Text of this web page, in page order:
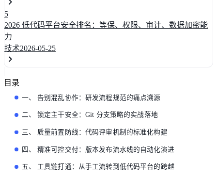
5
2026 低代码平台安全排名：等保、权限、审计、数据加密能
力
技术2026-05-25
目录
一、 告别混乱协作：研发流程规范的痛点溯源
二、 锁定主干安全：Git 分支策略的实战落地
三、 质量前置防线：代码评审机制的标准化构建
四、 精准可控交付：版本发布流水线的自动化演进
五、 工具链打通：从手工流转到低代码平台的跨越